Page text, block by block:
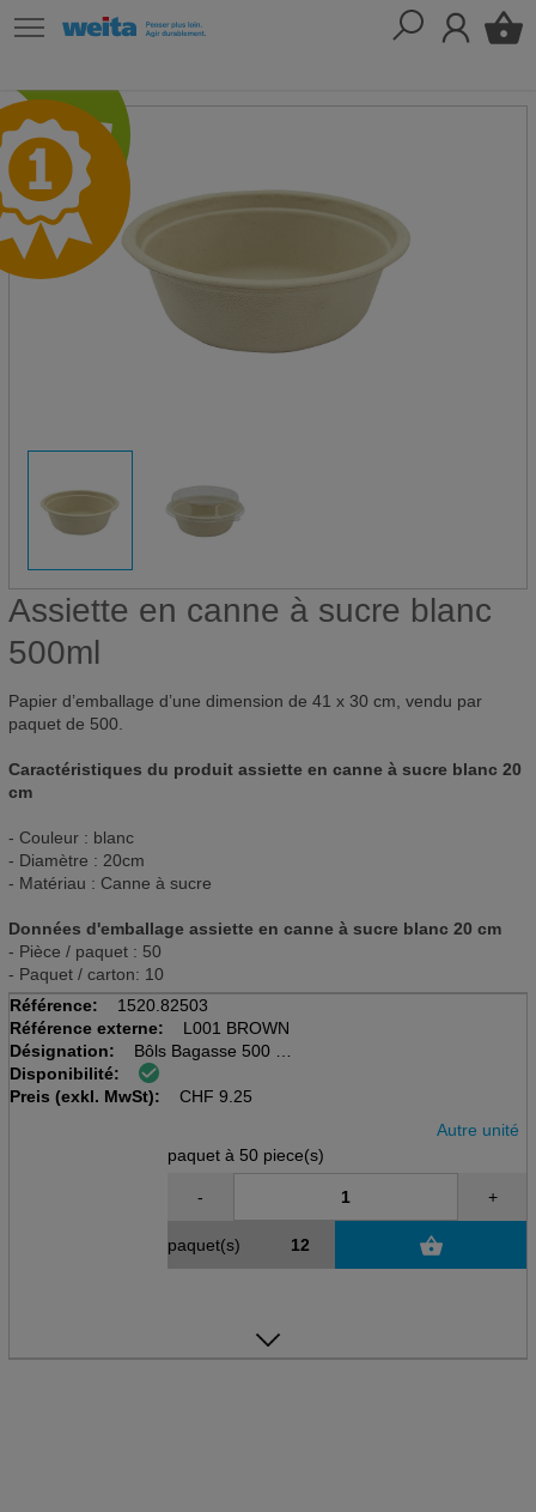
Assiette en canne à sucre blanc
500ml
Papier d’emballage d’une dimension de 41 x 30 cm, vendu par
paquet de 500.
Caractéristiques du produit assiette en canne à sucre blanc 20
cm
- Couleur : blanc
- Diamètre : 20cm
- Matériau : Canne à sucre
Données d'emballage assiette en canne à sucre blanc 20 cm
- Pièce / paquet : 50
- Paquet / carton: 10
Référence:
1520.82503
Référence externe:
L001 BROWN
Désignation:
Bôls Bagasse 500 ml
Paquet de 50 pcs
155 x 54 mm, marron
Disponibilité:
Preis (exkl. MwSt):
CHF 9.25
Autre unité
paquet à 50 piece(s)
- +
paquet(s)